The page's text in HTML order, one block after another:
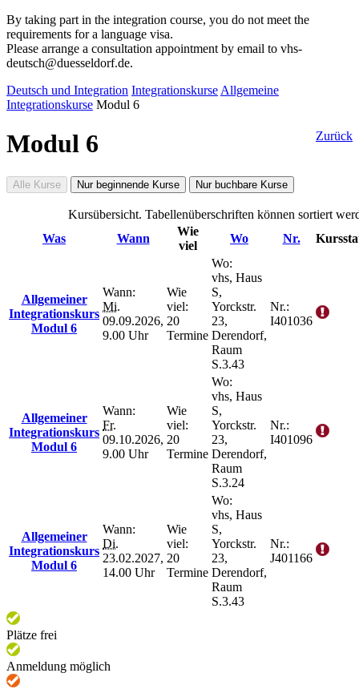
By taking part in the integration course, you do not meet the
requirements for a language visa.
Please arrange a consultation appointment by email to vhs-
deutsch@duesseldorf.de.
Deutsch und Integration Integrationskurse Allgemeine
Integrationskurse Modul 6
Zurück
Modul 6
Alle Kurse Nur beginnende Kurse Nur buchbare Kurse
Kursübersicht. Tabellenüberschriften können sortiert
Was
Wann
Wie
viel
Wo Nr.
Allgemeiner
Integrationskurs
Modul 6
Wann:
Mi.
09.09.2026,
9.00 Uhr
Wie
viel:
20
Termine
Wo:
vhs, Haus
S,
Yorckstr.
23,
Derendorf,
Raum
S.3.43
Nr.:
I401036
Allgemeiner
Integrationskurs
Modul 6
Wann:
Fr.
09.10.2026,
9.00 Uhr
Wie
viel:
20
Termine
Wo:
vhs, Haus
S,
Yorckstr.
23,
Derendorf,
Raum
S.3.24
Nr.:
I401096
Allgemeiner
Integrationskurs
Modul 6
Wann:
Di.
23.02.2027,
14.00 Uhr
Wie
viel:
20
Termine
Wo:
vhs, Haus
S,
Yorckstr.
23,
Derendorf,
Raum
S.3.43
Nr.:
J401166
Plätze frei
Anmeldung möglich